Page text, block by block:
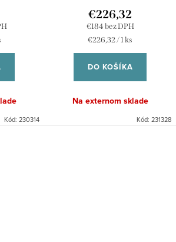
Kód: 230314
€184 bez DPH
€226,32
Jednotková
€226,32 / 1 ks
DO KOŠÍKA
Na externom sklade
Kód: 231328